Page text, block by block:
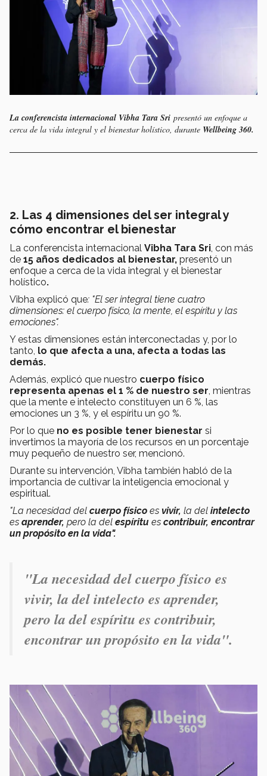
La conferencista internacional Vibha Tara Sri presentó un enfoque a
cerca de la vida integral y el bienestar holístico, durante Wellbeing 360.
2. Las 4 dimensiones del ser integral y
cómo encontrar el bienestar
La conferencista internacional Vibha Tara Sri, con más
de 15 años dedicados al bienestar, presentó un
enfoque a cerca de la vida integral y el bienestar
holístico.
Vibha explicó que: "El ser integral tiene cuatro
dimensiones: el cuerpo físico, la mente, el espíritu y las
emociones".
Y estas dimensiones están interconectadas y, por lo
tanto, lo que afecta a una, afecta a todas las
demás.
Además, explicó que nuestro cuerpo físico
representa apenas el 1 % de nuestro ser, mientras
que la mente e intelecto constituyen un 6 %, las
emociones un 3 %, y el espíritu un 90 %.
Por lo que no es posible tener bienestar si
invertimos la mayoría de los recursos en un porcentaje
muy pequeño de nuestro ser, mencionó.
Durante su intervención, Vibha también habló de la
importancia de cultivar la inteligencia emocional y
espiritual.
"La necesidad del cuerpo físico es vivir, la del intelecto
es aprender, pero la del espíritu es contribuir, encontrar
un propósito en la vida".
"La necesidad del cuerpo físico es
vivir, la del intelecto es aprender,
pero la del espíritu es contribuir,
encontrar un propósito en la vida".